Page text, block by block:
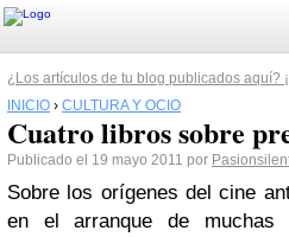
¿Los artículos de tu blog publicados aquí?
INICIO › CULTURA Y OCIO
Cuatro libros sobre
Publicado el 19 mayo 2011 por
Sobre los orígenes del cine
en el arranque de muchas